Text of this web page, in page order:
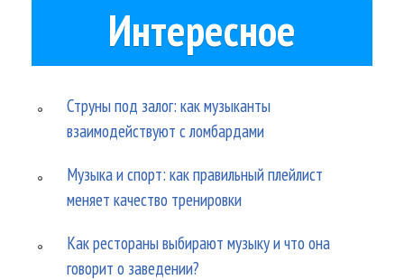
Интересное
Струны под залог: как музыканты
взаимодействуют с ломбардами
Музыка и спорт: как правильный плейлист
меняет качество тренировки
Как рестораны выбирают музыку и что она
говорит о заведении?